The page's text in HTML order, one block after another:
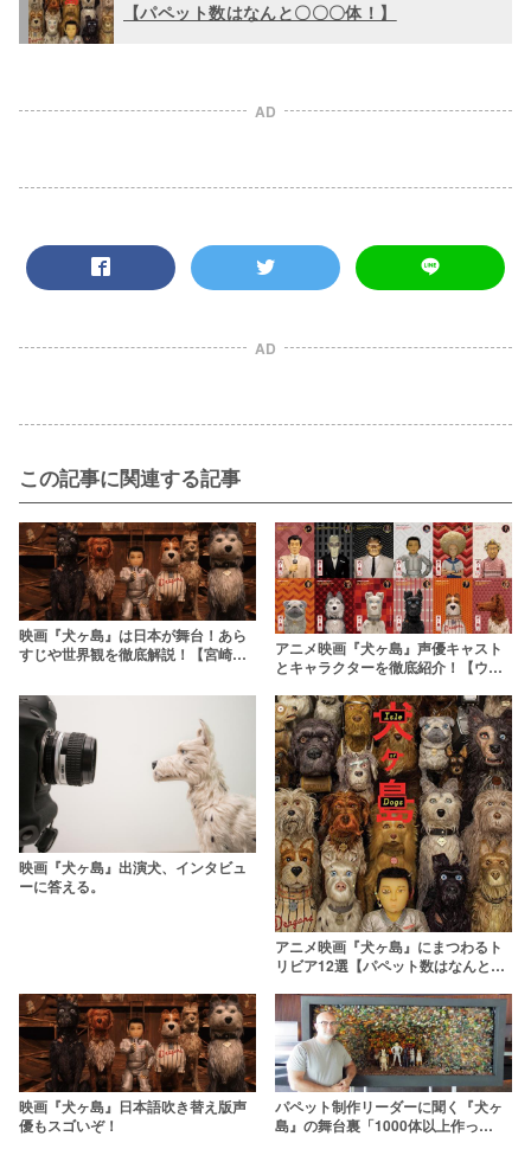
【パペット数はなんと〇〇〇体！】
AD
AD
この記事に関連する記事
映画『犬ヶ島』は日本が舞台！あら
すじや世界観を徹底解説！【宮崎駿
アニメ映画『犬ヶ島』声優キャスト
とキャラクターを徹底紹介！【ウェ
映画『犬ヶ島』出演犬、インタビュ
ーに答える。
アニメ映画『犬ヶ島』にまつわるト
リビア12選【パペット数はなんと〇
映画『犬ヶ島』日本語吹き替え版声
優もスゴいぞ！
パペット制作リーダーに聞く『犬ヶ
島』の舞台裏「1000体以上作っ